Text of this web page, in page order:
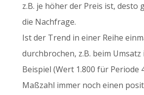
z.B. je höher der Preis ist, desto
die Nachfrage.
Ist der Trend in einer Reihe
durchbrochen, z.B. beim Umsatz
Beispiel (Wert 1.800 für Periode
Maßzahl immer noch einen